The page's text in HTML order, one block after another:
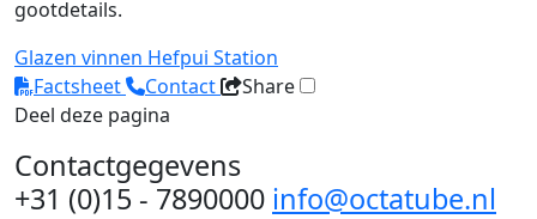
gootdetails.
Glazen vinnen Hefpui Station
Factsheet
Contact
Share
Deel deze pagina
Contactgegevens
+31 (0)15 - 7890000 info@octatube.nl